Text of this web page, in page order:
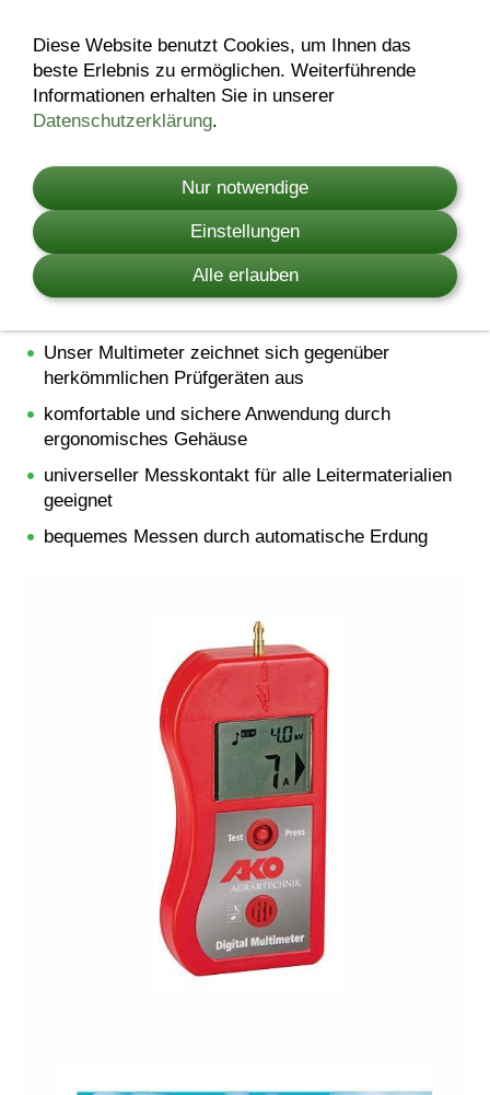
AKO Multimeter
Dieses Gerät hat eine Duo Funktion - es ist ein
digitaler Zaunspannungsprüfer- und Amperemeter.
Somit können mögliche Fehlerquellen im Zaun
spielend leicht gefunden werden.
unterstützt werden Sie dabei durch jeweilige
Unser Multimeter zeichnet sich gegenüber
herkömmlichen Prüfgeräten aus
komfortable und sichere Anwendung durch
ergonomisches Gehäuse
universeller Messkontakt für alle Leitermaterialien
geeignet
bequemes Messen durch automatische Erdung
Diese Website benutzt Cookies, um Ihnen das
beste Erlebnis zu ermöglichen. Weiterführende
Informationen erhalten Sie in unserer
Datenschutzerklärung.
Nur notwendige
Einstellungen
Alle erlauben